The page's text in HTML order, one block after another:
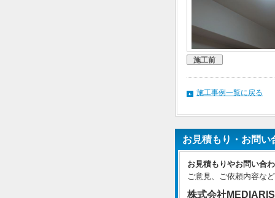
施工前
施工事例一覧に戻る
お見積もり・お問い
お見積もりやお問い合
ご意見、ご依頼内容な
株式会社